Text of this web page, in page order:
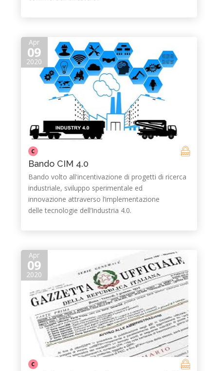
Apr
09
2020
C
Bando CIM 4.0
Bando volto all'incentivazione di progetti di ricerca
industriale, sviluppo sperimentale ed
innovazione attraverso l’implementazione
delle tecnologie dell’Industria 4.0.
Apr
09
2020
C